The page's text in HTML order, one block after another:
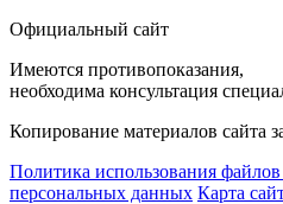
Официальный сайт
Имеются противопоказания,
необходима консультация
Копирование материалов сайта
Политика использования
персональных данных Карта